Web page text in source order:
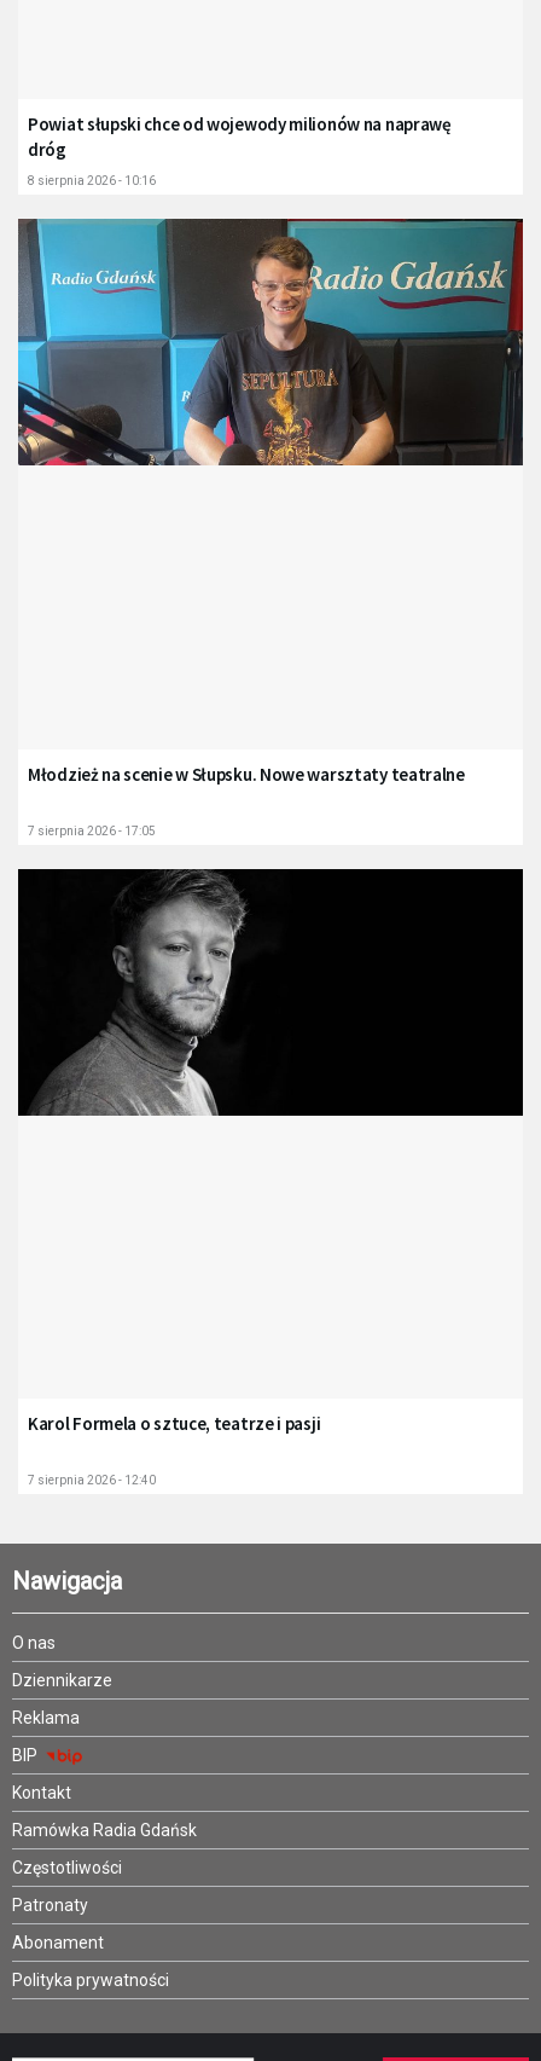
Powiat słupski chce od wojewody milionów na naprawę
dróg
8 sierpnia 2026 - 10:16
Młodzież na scenie w Słupsku. Nowe warsztaty teatralne
7 sierpnia 2026 - 17:05
Karol Formela o sztuce, teatrze i pasji
7 sierpnia 2026 - 12:40
Nawigacja
O nas
Dziennikarze
Reklama
BIP
Kontakt
Ramówka Radia Gdańsk
Częstotliwości
Patronaty
Abonament
Polityka prywatności